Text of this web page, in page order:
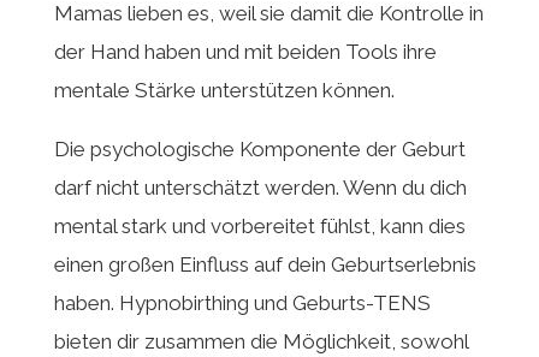
Mamas lieben es, weil sie damit die Kontrolle in
der Hand haben und mit beiden Tools ihre
mentale Stärke unterstützen können.
Die psychologische Komponente der Geburt
darf nicht unterschätzt werden. Wenn du dich
mental stark und vorbereitet fühlst, kann dies
einen großen Einfluss auf dein Geburtserlebnis
haben. Hypnobirthing und Geburts-TENS
bieten dir zusammen die Möglichkeit, sowohl